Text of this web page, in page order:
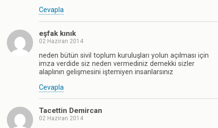
Cevapla
eşfak kınık
02 Haziran 2014
neden bütün sivil toplum kuruluşları yolun açılması için
imza verdide siz neden vermediniz demekki sizler
alaplının gelişmesini iştemiyen insanlarsınız
Cevapla
Tacettin Demircan
02 Haziran 2014